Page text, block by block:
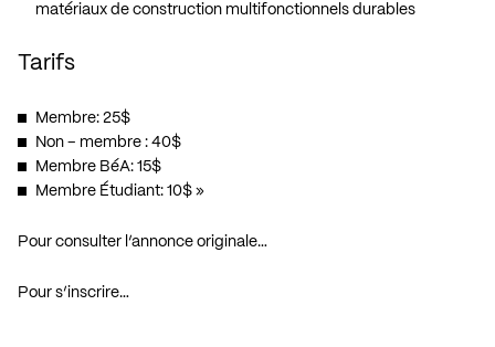
matériaux de construction multifonctionnels durables
Tarifs
Membre: 25$
Non – membre : 40$
Membre BéA: 15$
Membre Étudiant: 10$ »
Pour consulter l’annonce originale…
Pour s’inscrire…